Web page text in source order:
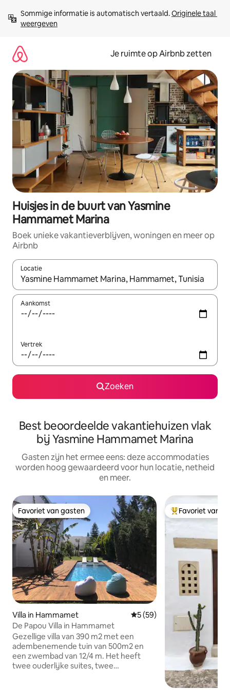
direct
naar
Sommige informatie is automatisch vertaald. Originele taal
weergeven
Je ruimte op Airbnb zetten
Huisjes in de buurt van Yasmine
Hammamet Marina
Boek unieke vakantieverblijven, woningen en meer op
Airbnb
Locatie
Wanneer er suggesties beschikbaar zijn, maak je een keuze
Aankomst
Vertrek
Zoeken
Best beoordeelde vakantiehuizen vlak
bij Yasmine Hammamet Marina
Gasten zijn het ermee eens: deze accommodaties
worden hoog gewaardeerd voor hun locatie, netheid
en meer.
Favoriet van gasten
Favoriet van gasten
Villa in Hammamet Gemiddelde beoordeling
5 (59)
De Papou Villa in Hammamet
Gezellige villa van 390 m2 met een
adembenemende tuin van 500m2 en
een zwembad van 12/4 m. Het heeft
twee ouderlijke suites, twee
Topfavoriet van
Favoriet van